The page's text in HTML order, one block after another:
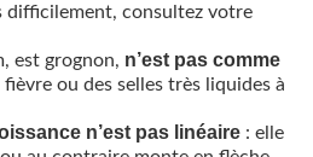
difficilement, consultez votre
est grognon, n’est pas comme
fièvre ou des selles très liquides à
n’est pas linéaire : elle